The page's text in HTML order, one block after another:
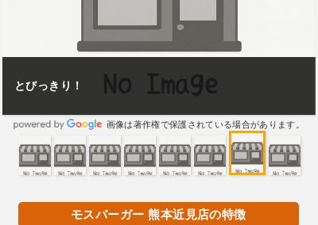
とびっきり！
画像は著作権で保護されている場合があります。
モスバーガー 熊本近見店の特徴